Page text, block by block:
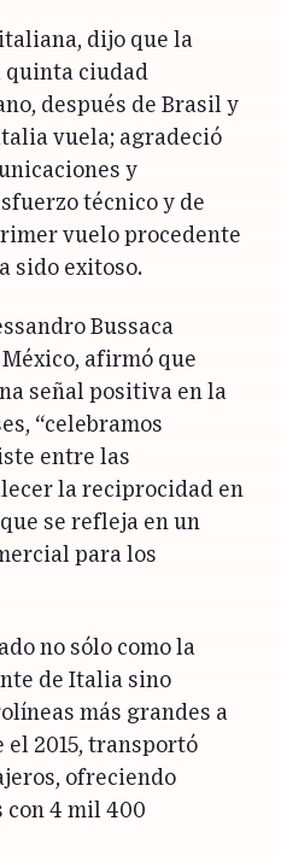
dijo que la
quinta ciudad
después de Brasil y
vuela; agradeció
y
técnico y de
vuelo procedente
sido exitoso.
Bussaca
afirmó que
señal positiva en la
“celebramos
entre las
la reciprocidad en
se refleja en un
para los
no sólo como la
de Italia sino
más grandes a
2015, transportó
ofreciendo
con 4 mil 400